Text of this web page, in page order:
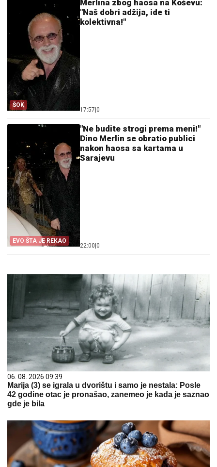
ŠOK
Merlina zbog haosa na Koševu:
"Naš dobri adžija, ide ti
kolektivna!"
17:57 0
EVO ŠTA JE REKAO
"Ne budite strogi prema meni!"
Dino Merlin se obratio publici
nakon haosa sa kartama u
Sarajevu
22:00 0
06. 08. 2026 09:39
Marija (3) se igrala u dvorištu i samo je nestala: Posle
42 godine otac je pronašao, zanemeo je kada je saznao
gde je bila